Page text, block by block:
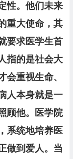
性。他们未来
重大使命，其
要求医学生首
指的是社会大
会重视生命、
人本身就是一
顾他。医学院
系统地培养医
做到爱人。当